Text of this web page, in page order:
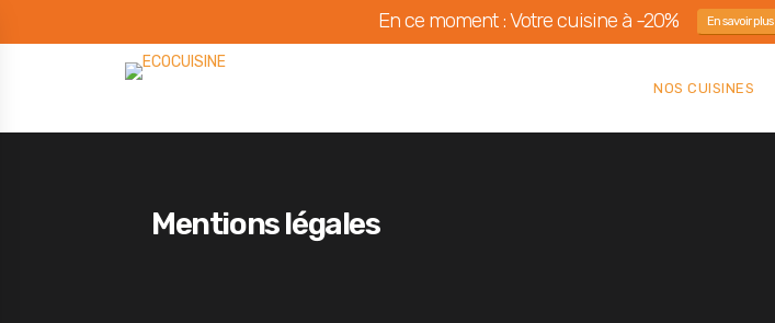
En ce moment : Votre cuisine à -20% En savoir plus
NOS CUISINES
Mentions légales